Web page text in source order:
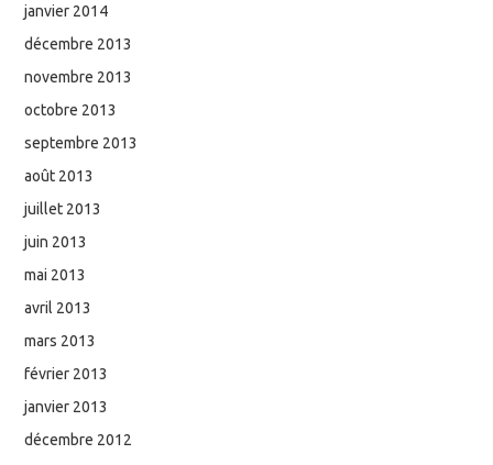
janvier 2014
décembre 2013
novembre 2013
octobre 2013
septembre 2013
août 2013
juillet 2013
juin 2013
mai 2013
avril 2013
mars 2013
février 2013
janvier 2013
décembre 2012